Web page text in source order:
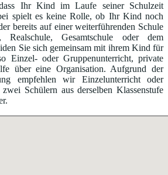
Ihr Kind im Laufe seiner Schulzeit
spielt es keine Rolle, ob Ihr Kind noch
bereits auf einer weiterführenden Schule
Gesamtschule oder dem
Sie sich gemeinsam mit ihrem Kind für
Einzel- oder Gruppenunterricht, private
über eine Organisation. Aufgrund der
empfehlen wir Einzelunterricht oder
Schülern aus derselben Klassenstufe